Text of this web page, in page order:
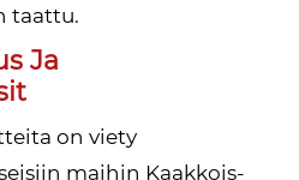
taattu.
Ja
on viety
maihin Kaakkois-